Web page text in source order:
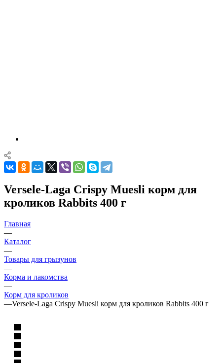
Versele-Laga Crispy Muesli корм для
кроликов Rabbits 400 г
Главная
—
Каталог
—
Товары для грызунов
—
Корма и лакомства
—
Корм для кроликов
—Versele-Laga Crispy Muesli корм для кроликов Rabbits 400 г